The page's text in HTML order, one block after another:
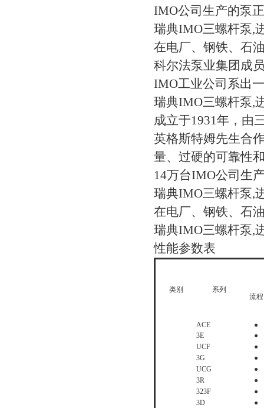
IMO公司生产的泵
瑞典IMO三螺杆泵,
在电厂、钢铁、石
科尔法泵业集团成
IMO工业公司系出
瑞典IMO三螺杆泵,
成立于1931年，由
英格斯特姆先生合
量、过硬的可靠性
14万台IMO公司生
瑞典IMO三螺杆泵,
在电厂、钢铁、石
瑞典IMO三螺杆泵,
性能参数表
类别
系列
流程
ACE
●
3E
●
UCF
●
3G
●
UCG
●
3R
●
323F
●
3D
●